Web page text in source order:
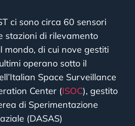
ci sono circa 60 sensori
stazioni di rilevamento
mondo, di cui nove gestiti
operano sotto il
Space Surveillance
Center (ISOC), gestito
di Sperimentazione
(DASAS)